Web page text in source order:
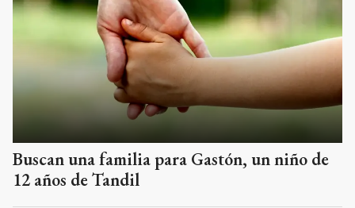
Buscan una familia para Gastón, un niño de
12 años de Tandil